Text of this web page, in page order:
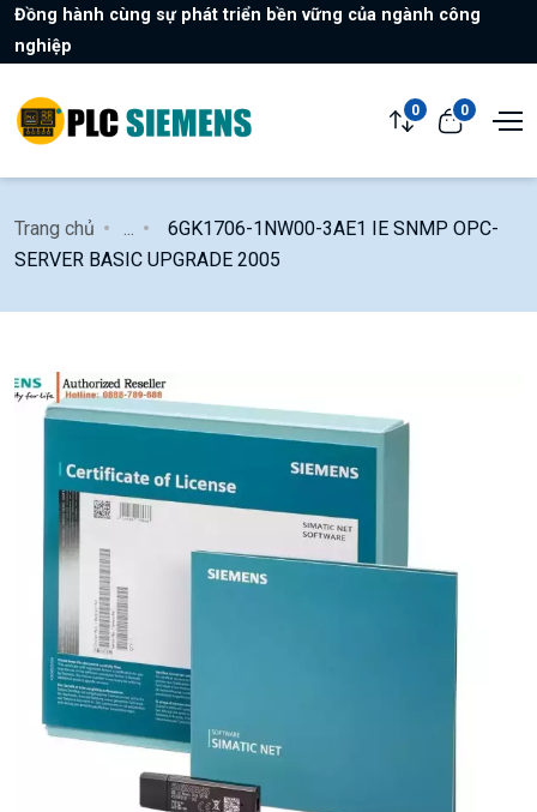
Đồng hành cùng sự phát triển bền vững của ngành công
nghiệp
0 0
Trang chủ
6GK1706-1NW00-3AE1 IE SNMP OPC-
SERVER BASIC UPGRADE 2005